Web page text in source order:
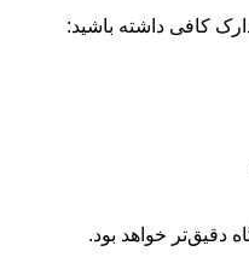
کافی داشته باشید:
دقیق‌تر خواهد بود.